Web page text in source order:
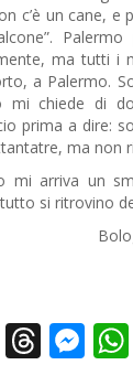
c’è un cane, e
ma tutti i
a Palermo.
mi chiede di
prima a dire:
ma non
mi arriva un
si ritrovino
X